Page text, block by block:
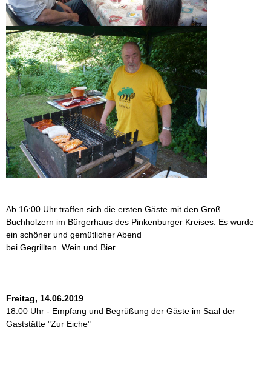
Ab 16:00 Uhr traffen sich die ersten Gäste mit den Groß
Buchholzern im Bürgerhaus des Pinkenburger Kreises. Es wurde
ein schöner und gemütlicher Abend
bei Gegrillten. Wein und Bier.
Freitag, 14.06.2019
18:00 Uhr - Empfang und Begrüßung der Gäste im Saal der
Gaststätte "Zur Eiche"